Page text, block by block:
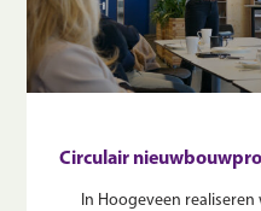
Circulair
In Hoogeveen